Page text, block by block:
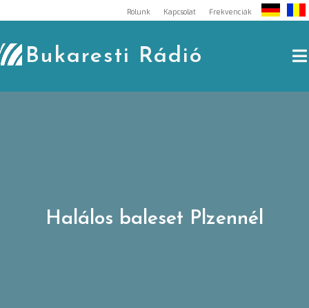
to
content
Rólunk Kapcsolat Frekvenciák
Bukaresti Rádió
Halálos baleset Plzennél